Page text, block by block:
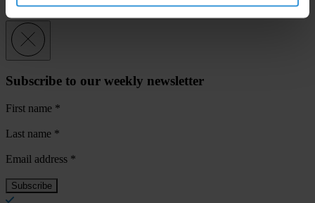
Subscribe to our weekly newsletter
First name *
Last name *
Email address *